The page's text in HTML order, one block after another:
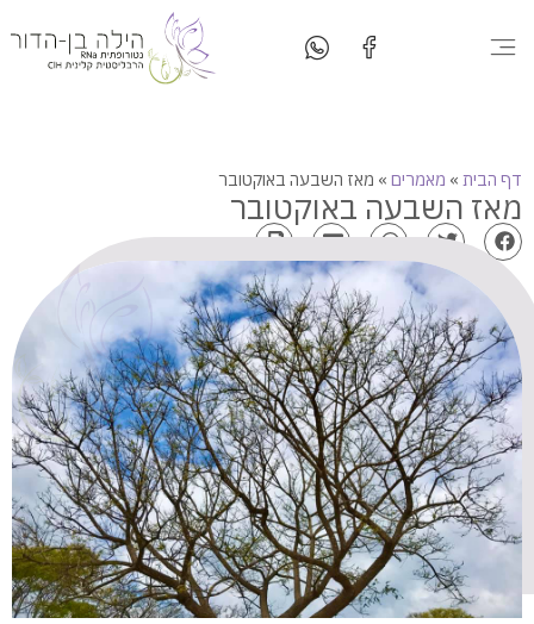
דף הבית » מאמרים » מאז השבעה באוקטובר
מאז השבעה באוקטובר